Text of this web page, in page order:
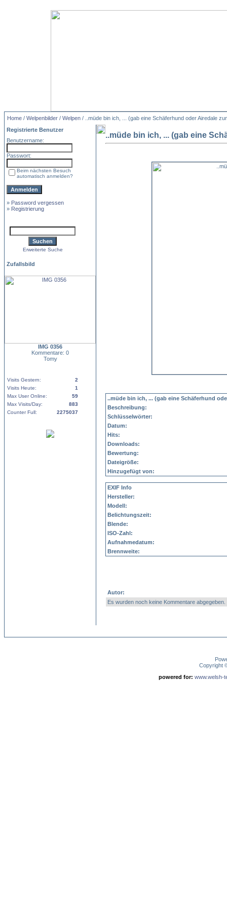
Home / Welpenbilder / Welpen / ..müde bin ich, ... (gab eine Schäferhund oder Airedale
Registrierte Benutzer
Benutzername:
Passwort:
Beim nächsten Besuch
automatisch anmelden?
» Password vergessen
» Registrierung
Erweiterte Suche
Zufallsbild
IMG 0356
Kommentare: 0
Tomy
Visits Gestern:
2
Visits Heute:
1
Max User Online:
59
Max Visits/Day:
883
Counter Full:
2275037
..müde bin ich, ... (gab eine
..müde bin ich, ... (gab eine Schäferhund
Beschreibung:
Schlüsselwörter:
Datum:
Hits:
Downloads:
Bewertung:
Dateigröße:
Hinzugefügt von:
EXIF Info
Hersteller:
Modell:
Belichtungszeit:
Blende:
ISO-Zahl:
Aufnahmedatum:
Brennweite:
Autor:
Es wurden noch keine Kommentare abgegeben.
Copyright
powered for: www.welsh-